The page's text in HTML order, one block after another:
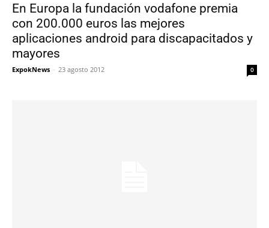
En Europa la fundación vodafone premia
con 200.000 euros las mejores
aplicaciones android para discapacitados y
mayores
ExpokNews - 23 agosto 2012 0